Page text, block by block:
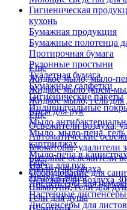
Гигиеническая
кухонь
Бумажная продукция
Бумажные полотенца
Протирочная бумага
Рулонные простыни
Туалетная бумага
Бумажные салфетки
Гигиенические пакеты
Индивидуальные
Еще
Жидкое мыло, мыло-
Жидкое мыло (крем-
Жидкое мыло, гель
Крем для рук
Мыло
Мыло, мыло-пена,
картриджах
Мыло-пена в
Паста для рук
Твердое мыло
Шампуни, гели для
Гели для душа
Еще
Освежители воздуха,
Автоматические
Блокаторы, удалители
Бытовые освежители
Удалители запаха
Освежители воздуха
Еще
Оборудование для
Диспенсеры для
Настенные
Диспенсеры для